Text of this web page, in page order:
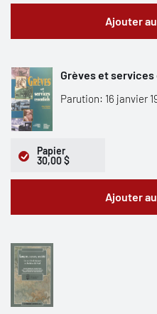
Ajouter
Grèves et
Parution: 16 janvier
Papier
30,00 $
Ajouter